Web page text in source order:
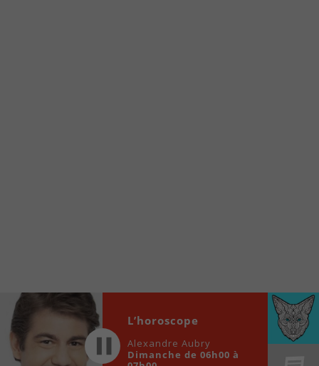
locale vous sont maintenant accessibles en un clic!
Player
00:00
L’horoscope
Alexandre Aubry
Dimanche de 06h00 à